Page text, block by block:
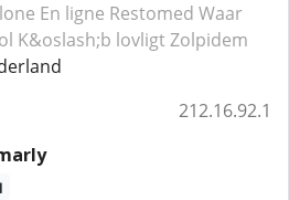
En ligne Restomed Waar
K&oslash;b lovligt Zolpidem
212.16.92.1